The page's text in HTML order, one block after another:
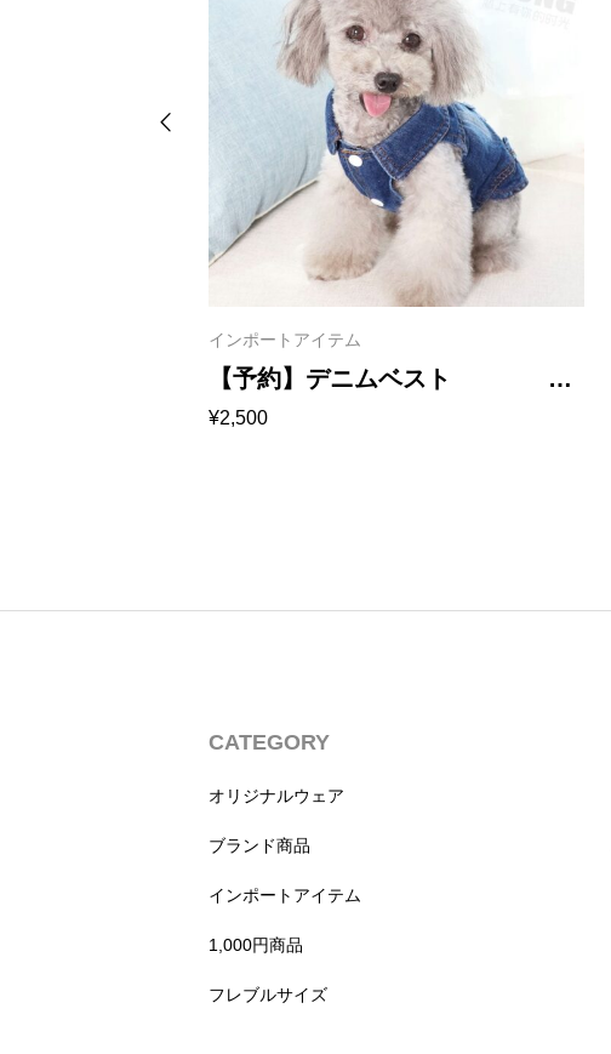
インポートアイテム
【予約】デニムベスト
1006
¥2,500
CATEGORY
オリジナルウェア
ブランド商品
インポートアイテム
1,000円商品
フレブルサイズ